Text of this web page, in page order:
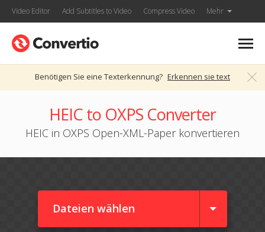
Video Editor Add Subtitles to Video Compress Video Mehr
Benötigen Sie eine Texterkennung? Erkennen sie text
HEIC to OXPS Converter
HEIC in OXPS Open-XML-Paper konvertieren
Dateien wählen